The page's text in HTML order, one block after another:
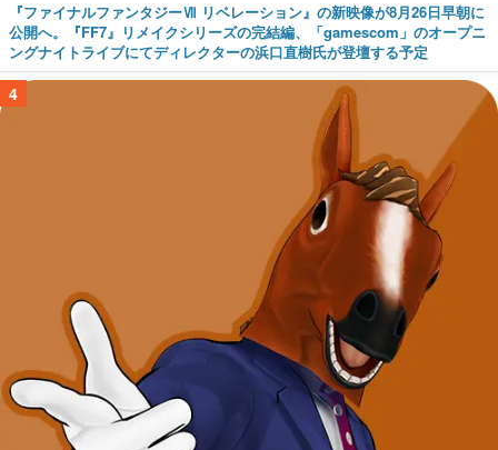
『ファイナルファンタジーⅦ リベレーション』の新映像が8月26日早朝に
公開へ。『FF7』リメイクシリーズの完結編、「gamescom」のオープニ
ングナイトライブにてディレクターの浜口直樹氏が登壇する予定
4